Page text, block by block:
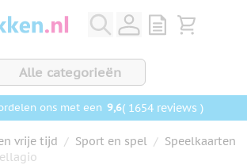
View quote,
Bekijk
Alle categorieën
ons met een 9,6( 1654 reviews )
vrije tijd / Sport en spel / Speelkaarten